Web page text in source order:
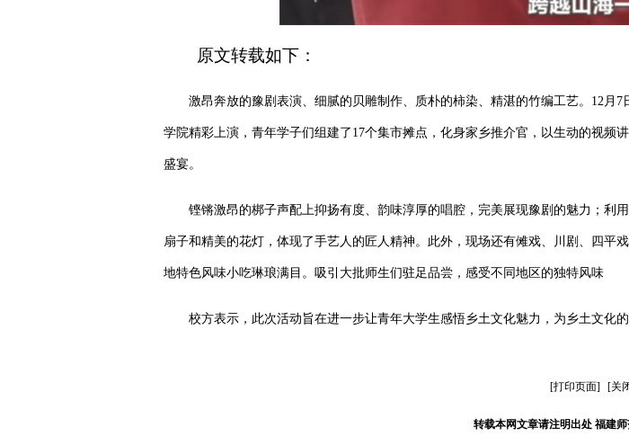
原文转载如下：
激昂奔放的豫剧表演、细腻的贝雕制作、质朴的柿染、精湛的竹编工艺。 12月7
学院精彩上演，青年学子们组建了17个集市摊点，化身家乡推介官，以生动的视
盛宴。
铿锵激昂的梆子声配上抑扬有度、韵味淳厚的唱腔，完美展现豫剧的魅力；利
扇子和精美的花灯，体现了手艺人的匠人精神。此外，现场还有傩戏、川剧、四平
地特色风味小吃琳琅满目。吸引大批师生们驻足品尝，感受不同地区的独特风味
校方表示，此次活动旨在进一步让青年大学生感悟乡土文化魅力，为乡土文化
[打印页面] [关
转载本网文章请注明出处 福建